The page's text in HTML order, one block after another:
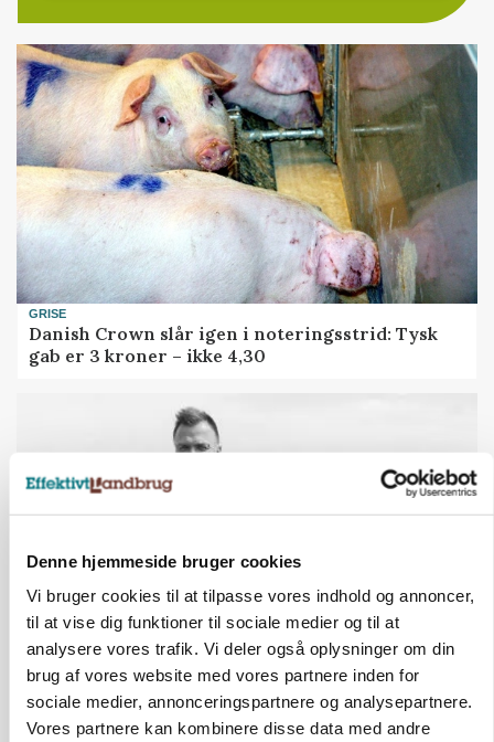
Denne hjemmeside bruger cookies
Vi bruger cookies til at tilpasse vores indhold og annoncer,
til at vise dig funktioner til sociale medier og til at
analysere vores trafik. Vi deler også oplysninger om din
brug af vores website med vores partnere inden for
sociale medier, annonceringspartnere og analysepartnere.
Vores partnere kan kombinere disse data med andre
GRISE
Danish Crown slår igen i noteringsstrid: Tysk
gab er 3 kroner – ikke 4,30
Det er en uskik at udlægge et røgslør om
økoproduktion